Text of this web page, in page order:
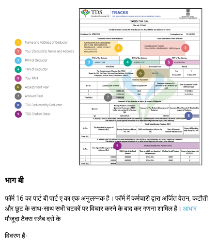
भाग बी
फॉर्म 16 का पार्ट बी पार्ट ए का एक अनुलग्नक है। फॉर्म में कर्मचारी द्वारा अर्जित वेतन, कटौती
और छूट के साथ-साथ सभी घटकों पर विचार करने के बाद कर गणना शामिल है। आधार
मौजूदा टैक्स स्लैब दरों के
विवरण हैं-